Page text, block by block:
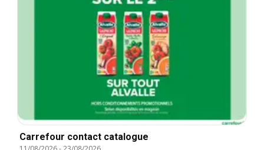
Carrefour contact catalogue